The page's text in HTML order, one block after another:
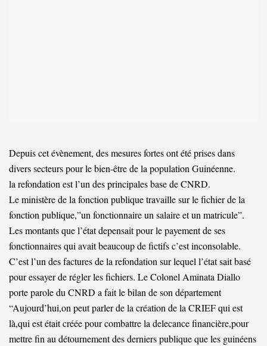
Depuis cet évènement, des mesures fortes ont été prises dans
divers secteurs pour le bien-être de la population Guinéenne.
la refondation est l’un des principales base de CNRD.
Le ministère de la fonction publique travaille sur le fichier de la
fonction publique,”un fonctionnaire un salaire et un matricule”.
Les montants que l’état depensait pour le payement de ses
fonctionnaires qui avait beaucoup de fictifs c’est inconsolable.
C’est l’un des factures de la refondation sur lequel l’état sait basé
pour essayer de régler les fichiers. Le Colonel Aminata Diallo
porte parole du CNRD a fait le bilan de son département
“Aujourd’hui,on peut parler de la création de la CRIEF qui est
là,qui est était créée pour combattre la delecance financière,pour
mettre fin au détournement des derniers publique que les guinéens